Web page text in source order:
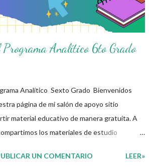
Programa Analítico 6to Grado
Analítico Sexto Grado Bienvenidos
página de mi salón de apoyo sitio
material educativo de manera gratuita. A
los materiales de estudio
basada en la concepción de la Nueva
UN COMENTARIO LEER»